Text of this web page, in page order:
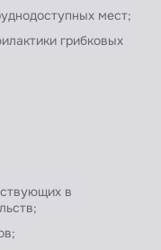
мест;
грибковых
в